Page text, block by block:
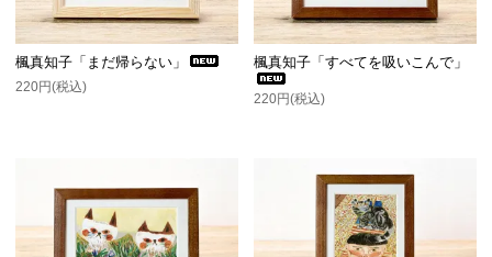
楓真知子「まだ帰らない」
220円(税込)
楓真知子「すべてを吸いこんで」
220円(税込)